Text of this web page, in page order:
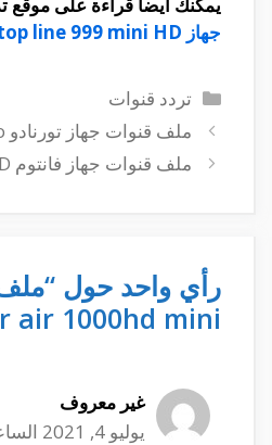
جهاز top line 999 mini HD
التصنيفات
تردد قنوات
ملف قنوات جهاز تورنادو 333hd Tornadoo
ملف قنوات جهاز فانتوم PHANTOM 999 HD
رأي واحد حول
air 1000hd mini”
غير معروف
يوليو 4, 2021 الساعة 5:02 ص